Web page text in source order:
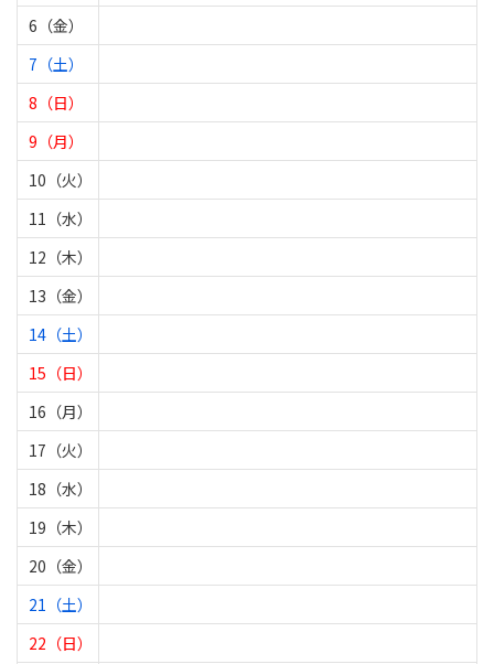
6（金）
7（土）
8（日）
9（月）
10（火）
11（水）
12（木）
13（金）
14（土）
15（日）
16（月）
17（火）
18（水）
19（木）
20（金）
21（土）
22（日）